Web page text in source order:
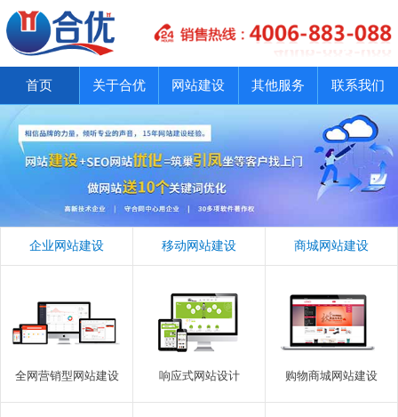
首页 关于合优 网站建设 其他服务 联系我们
企业网站建设 移动网站建设 商城网站建设
全网营销型网站建设 响应式网站设计 购物商城网站建设